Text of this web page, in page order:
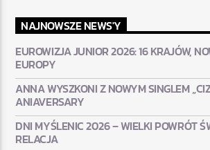
NAJNOWSZE NEWS'Y
EUROWIZJA JUNIOR 2026: 16 KRAJÓW,
EUROPY
ANNA WYSZKONI Z NOWYM SINGLEM
ANIAVERSARY
DNI MYŚLENIC 2026 – WIELKI POWRÓT
RELACJA